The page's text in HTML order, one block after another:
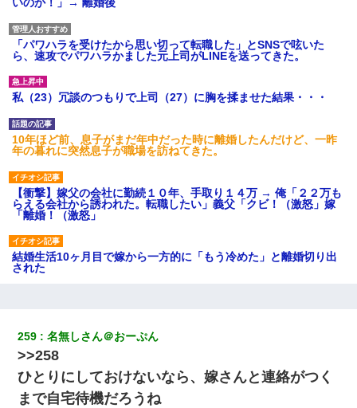
いのか！」→ 離婚後
「パワハラを受けたから思い切って転職した」とSNSで呟いた
ら、速攻でパワハラかました元上司がLINEを送ってきた。
私（23）冗談のつもりで上司（27）に胸を揉ませた結果・・・
10年ほど前、息子がまだ年中だった時に離婚したんだけど、一昨
年の暮れに突然息子が職場を訪ねてきた。
【衝撃】嫁父の会社に勤続１０年、手取り１４万 → 俺「２２万も
らえる会社から誘われた。転職したい」義父「クビ！（激怒」嫁
「離婚！（激怒」
結婚生活10ヶ月目で嫁から一方的に「もう冷めた」と離婚切り出
された
亡くなってしまい…
今日夫の実家に泊ったんだけど、朝起きたら股間がなんかモッコ
リしてた
259 名無しさん＠おーぷん
>>258
ひとりにしておけないなら、嫁さんと連絡がつく
まで自宅待機だろうね